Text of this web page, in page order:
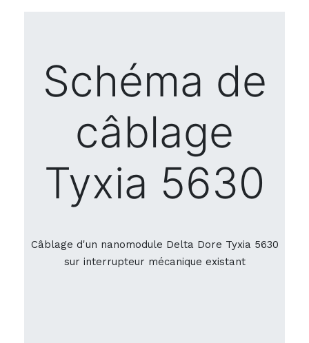
Schéma de
câblage
Tyxia 5630
Câblage d'un nanomodule Delta Dore Tyxia 5630
sur interrupteur mécanique existant